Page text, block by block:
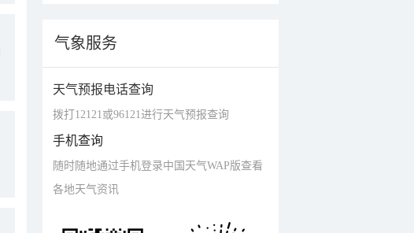
气象服务
天气预报电话查询
拨打12121或96121进行天气预报查询
手机查询
随时随地通过手机登录中国天气WAP版查看
各地天气资讯